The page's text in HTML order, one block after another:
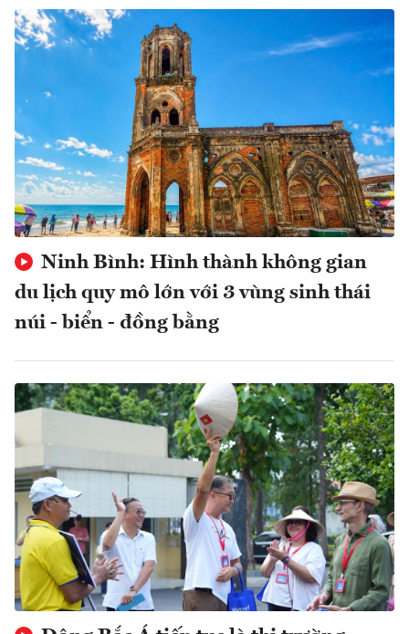
Ninh Bình: Hình thành không gian
du lịch quy mô lớn với 3 vùng sinh thái
núi - biển - đồng bằng